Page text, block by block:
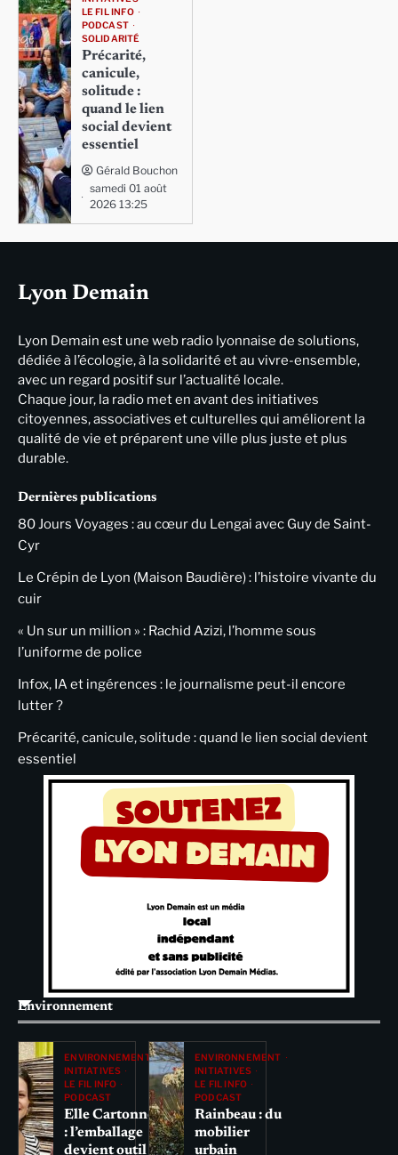
LE FIL INFO
PODCAST
SOLIDARITÉ
Précarité,
canicule,
solitude :
quand le lien
social devient
essentiel
Gérald Bouchon
samedi 01 août
2026 13:25
Lyon Demain
Lyon Demain est une web radio lyonnaise de solutions,
dédiée à l’écologie, à la solidarité et au vivre-ensemble,
avec un regard positif sur l’actualité locale.
Chaque jour, la radio met en avant des initiatives
citoyennes, associatives et culturelles qui améliorent la
qualité de vie et préparent une ville plus juste et plus
durable.
Dernières publications
80 Jours Voyages : au cœur du Lengai avec Guy de Saint-
Cyr
Le Crépin de Lyon (Maison Baudière) : l’histoire vivante du
cuir
« Un sur un million » : Rachid Azizi, l’homme sous
l’uniforme de police
Infox, IA et ingérences : le journalisme peut-il encore
lutter ?
Précarité, canicule, solitude : quand le lien social devient
essentiel
Environnement
ENVIRONNEMENT
INITIATIVES
LE FIL INFO
PODCAST
Elle Cartonne
: l’emballage
devient outil
ENVIRONNEMENT
INITIATIVES
LE FIL INFO
PODCAST
Rainbeau : du
mobilier
urbain